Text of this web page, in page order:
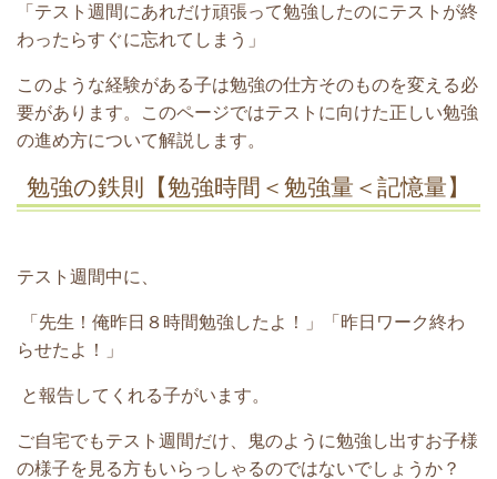
「テスト週間にあれだけ頑張って勉強したのにテストが終
わったらすぐに忘れてしまう」
このような経験がある子は勉強の仕方そのものを変える必
要があります。このページではテストに向けた正しい勉強
の進め方について解説します。
勉強の鉄則【勉強時間＜勉強量＜記憶量】
テスト週間中に、
「先生！俺昨日８時間勉強したよ！」「昨日ワーク終わ
らせたよ！」
と報告してくれる子がいます。
ご自宅でもテスト週間だけ、鬼のように勉強し出すお子様
の様子を見る方もいらっしゃるのではないでしょうか？